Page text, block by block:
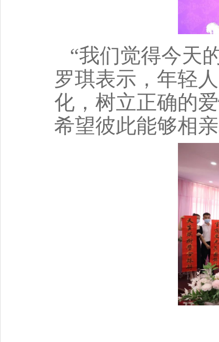
“我们觉得今天
罗琪表示，年轻
化，树立正确的
希望彼此能够相